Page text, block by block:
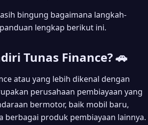
tempo
Dialami Saat Cek Angsuran ⚠️
ditemukan
MTF Mobile
bingung bagaimana langkah-
lengkap berikut ini.
Tunas Finance? 🚗
atau yang lebih dikenal dengan
perusahaan pembiayaan yang
bermotor, baik mobil baru,
berbagai produk pembiayaan lainnya.